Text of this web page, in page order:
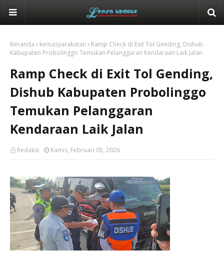
Beranda kemasyarakatan
Ramp Check di Exit Tol Gending, Dishub
Kabupaten Probolinggo Temukan Pelanggaran Kendaraan Laik Jalan
Ramp Check di Exit Tol Gending,
Dishub Kabupaten Probolinggo
Temukan Pelanggaran
Kendaraan Laik Jalan
Redaksi Kamis, Februari 05, 2026